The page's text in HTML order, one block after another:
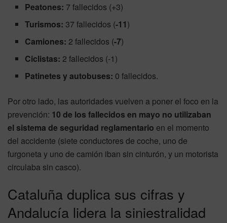
Peatones: 7 fallecidos (+3)
Turismos: 37 fallecidos (-11)
Camiones: 2 fallecidos (-7)
Ciclistas: 2 fallecidos (-1)
Patinetes y autobuses: 0 fallecidos.
Por otro lado, las autoridades vuelven a poner el foco en la
prevención: 10 de los fallecidos en mayo no utilizaban
el sistema de seguridad reglamentario en el momento
del accidente (siete conductores de coche, uno de
furgoneta y uno de camión iban sin cinturón, y un motorista
circulaba sin casco).
Cataluña duplica sus cifras y
Andalucía lidera la siniestralidad